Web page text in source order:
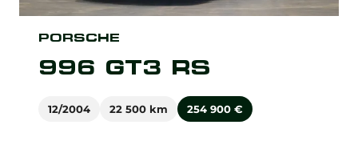
996 GT3 RS
PORSCHE
12/2004 22 500 km 254 900 €